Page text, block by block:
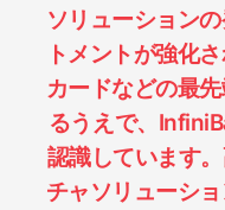
ソリューション
トメントが強化
カードなどの最
るうえで、
認識しています
チャソリューシ